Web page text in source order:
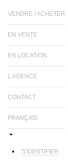
VENDRE / ACHETER
EN VENTE
EN LOCATION
L’AGENCE
CONTACT
FRANÇAIS
S'IDENTIFIER